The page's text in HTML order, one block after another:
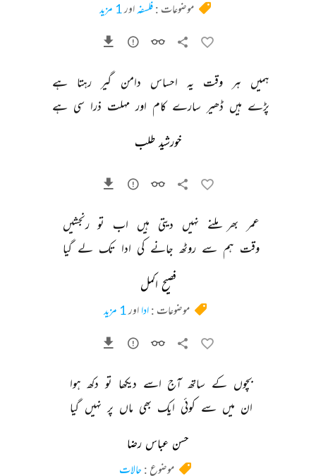
موضوعات :فلسفہاور1 مزید
ہمیں ہر وقت یہ احساس دامن گیر رہتا
ہے
پڑے ہیں ڈھیر سارے کام اور مہلت ذرا سی ہے
خورشید طلب
عمر بھر ملنے نہیں دیتی ہیں اب تو رنجشیں
وقت ہم سے روٹھ جانے کی ادا تک لے گیا
فصیح اکمل
موضوعات :ادااور1 مزید
بچوں کے ساتھ آج اسے دیکھا تو دکھ ہوا
ان میں سے کوئی ایک بھی ماں پر نہیں گیا
حسن عباس رضا
موضوع : حالات